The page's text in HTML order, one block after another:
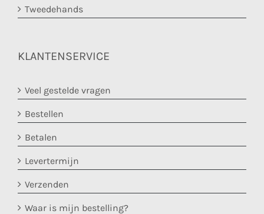
Tweedehands
KLANTENSERVICE
Veel gestelde vragen
Bestellen
Betalen
Levertermijn
Verzenden
Waar is mijn bestelling?